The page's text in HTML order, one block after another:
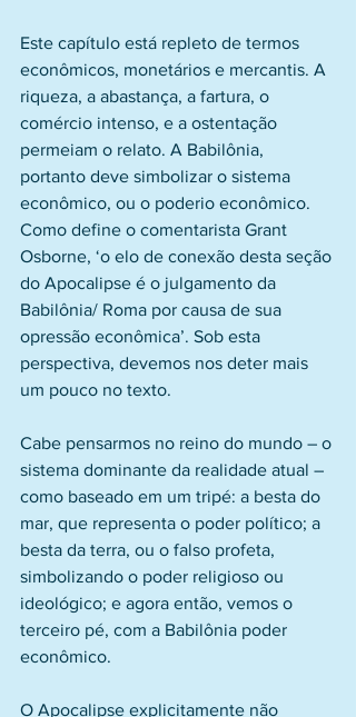
Este capítulo está repleto de termos
econômicos, monetários e mercantis. A
riqueza, a abastança, a fartura, o
comércio intenso, e a ostentação
permeiam o relato. A Babilônia,
portanto deve simbolizar o sistema
econômico, ou o poderio econômico.
Como define o comentarista Grant
Osborne, ‘o elo de conexão desta seção
do Apocalipse é o julgamento da
Babilônia/ Roma por causa de sua
opressão econômica’. Sob esta
perspectiva, devemos nos deter mais
um pouco no texto.
Cabe pensarmos no reino do mundo – o
sistema dominante da realidade atual –
como baseado em um tripé: a besta do
mar, que representa o poder político; a
besta da terra, ou o falso profeta,
simbolizando o poder religioso ou
ideológico; e agora então, vemos o
terceiro pé, com a Babilônia poder
econômico.
O Apocalipse explicitamente não